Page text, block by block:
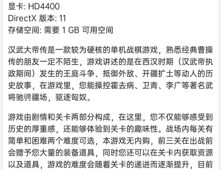
显卡: HD4400
DirectX 版本: 11
存储空间: 需要 1 GB 可用空间
汉武大帝传是一款较为硬核的单机战棋游戏，熟悉经典曹操
传的朋友一定不陌生，游戏讲述的是在西汉时期（汉武帝执
政期间）发生的王庭斗争、抵御外敌、开疆扩土等动人的历
史故事，在游戏里，您能操控霍去病、卫青、李广等著名武
将驰骋疆场，驱逐匈奴。
游戏由剧情和关卡两部分构成，在这里，您不仅能够感受到
历史的厚重感，还能够体验到关卡的趣味性。战场内每关有
简单和困难两个难度可选，本游戏无内购，前三关在出战前
会赠予您大量的装备道具，同时您还可以在关卡内获取资源
以及道具，游戏的难度会随着关卡的递进而逐渐提升，目前